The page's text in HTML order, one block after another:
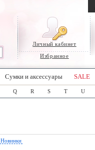
Личный кабинет
Избранное
Сумки и аксессуары SALE
Q R S T U
Новинки